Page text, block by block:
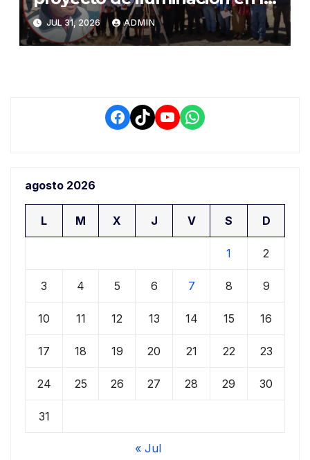
salida a Puno y alertan por
demora que pone en riesgo a
conductores
JUL 31, 2026 ADMIN
Facebook
TikTokYouTube
WhatsApp
agosto 2026
L M X J V S D
1 2
3 4 5 6 7 8 9
10 11 12 13 14 15 16
17 18 19 20 21 22 23
24 25 26 27 28 29 30
31
« Jul